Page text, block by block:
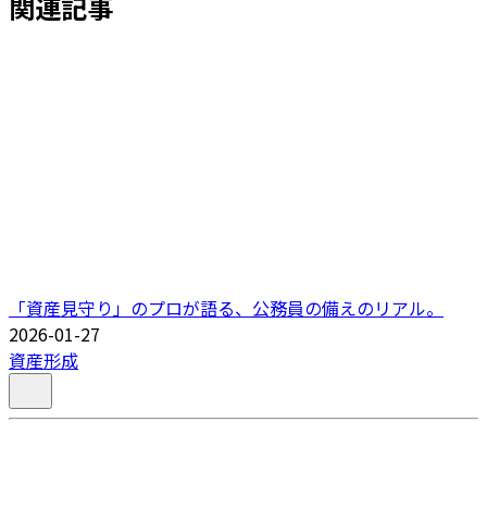
「資産見守り」のプロが語る、公務員の備えのリアル。
2026-01-27
資産形成